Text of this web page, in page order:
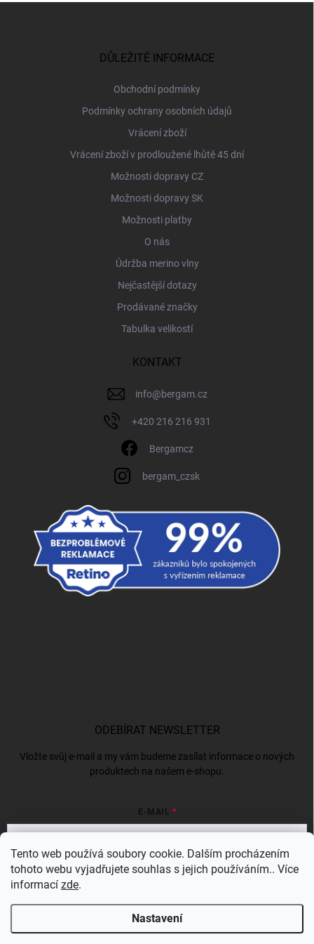
Tento web používá soubory cookie. Dalším procházením
tohoto webu vyjadřujete souhlas s jejich používáním.. Více
informací zde.
Nastavení
DŮLEŽITÉ INFORMACE
Obchodní podmínky
Podmínky ochrany osobních údajů
Vrácení zboží
Vrácení zboží v prodloužené lhůtě 45 dní
Možnosti dopravy CZ
Možnosti dopravy SK
Možnosti platby
O nás
Údržba merino vlny
Nejčastější dotazy
Prodávané značky
Tabulka velikostí
KONTAKT
info@bergam.cz
+420 216 216 931
Bergamcz
bergam_czsk
ODEBÍRAT NEWSLETTER
Vložte svůj e-mail a my vám budeme zasílat informace o nových
produktech na našem e-shopu.
E-MAIL
Vložením e-mailu souhlasíte s
Přihlásit se